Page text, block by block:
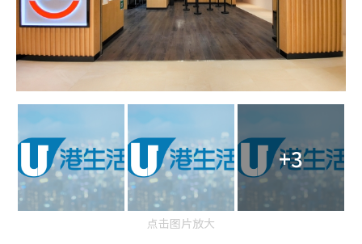
+3
点击图片放大